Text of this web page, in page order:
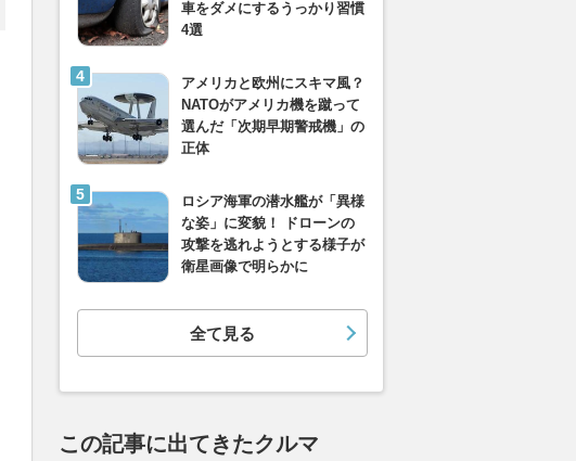
車をダメにするうっかり習慣
4選
アメリカと欧州にスキマ風？
NATOがアメリカ機を蹴って
選んだ「次期早期警戒機」の
正体
ロシア海軍の潜水艦が「異様
な姿」に変貌！ ドローンの
攻撃を逃れようとする様子が
衛星画像で明らかに
全て見る
この記事に出てきたクルマ